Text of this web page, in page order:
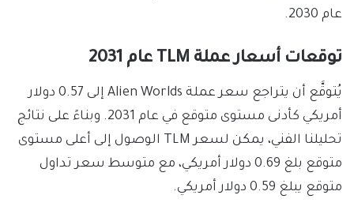
عام 2030.
توقعات أسعار عملة TLM عام 2031
يُتوقَّع أن يتراجع سعر عملة Alien Worlds إلى 0.57 دولار
أمريكي كأدنى مستوى متوقع في عام 2031. وبناءً على نتائج
تحليلنا الفني، يمكن لسعر TLM الوصول إلى أعلى مستوى
متوقع بلغ 0.69 دولار أمريكي، مع متوسط سعر تداول
متوقع يبلغ 0.59 دولار أمريكي.